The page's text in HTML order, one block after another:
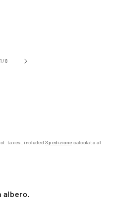
1/di
8
Spedizione calcolata al
albero.